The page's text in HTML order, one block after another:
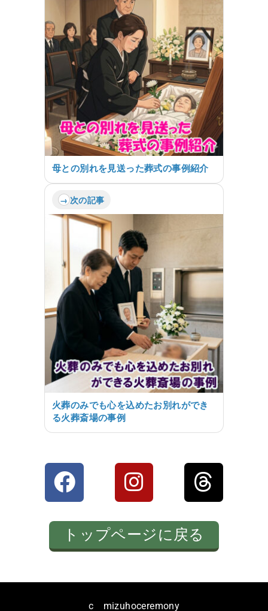
母との別れを見送った葬式の事例紹介
次の記事
火葬のみでも心を込めたお別れができ
る火葬斎場の事例
トップページに戻る
c mizuhoceremony